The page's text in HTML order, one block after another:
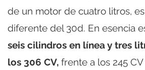
de un motor de cuatro litros,
diferente del 30d. En esencia
seis cilindros en línea y tres
los 306 CV, frente a los 245